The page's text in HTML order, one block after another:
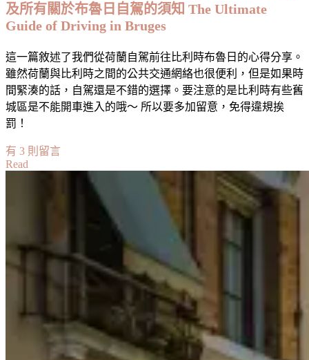
及所有關於布魯日自駕的須知 The Ultimate
Guide of Driving in Bruges
這一篇敘述了我們從荷蘭自駕前往比利時布魯日的心得分享。
雖然荷蘭與比利時之間的公共交通網絡也很便利，但是如果時
間緊湊的話，自駕還是不錯的選擇。要注意的是比利時有些舊
城區是不能開車進入的哦～ 所以要多加留意，免得違規挨
罰！
在
〈比
自
略：
有 3 則留言
Read